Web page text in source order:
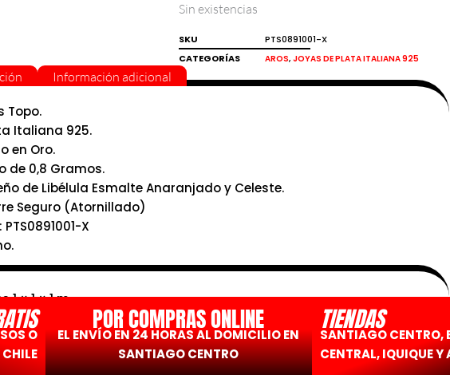
Sin existencias
SKU
PTS0891001-X
CATEGORÍAS
AROS,JOYAS DE PLATA ITALIANA 925
Información adicional
Topo.
Italiana 925.
en Oro.
de 0,8 Gramos.
de Libélula Esmalte Anaranjado y Celeste.
Seguro (Atornillado)
PTS0891001-X
1 × 1 × 1 m
O
POR COMPRAS ONLINE
EL ENVÍO EN 24 HORAS AL DOMICILIO EN
SANTIAGO CENTRO
TIENDAS
SANTIAGO CENTRO,
CENTRAL, IQUIQUE